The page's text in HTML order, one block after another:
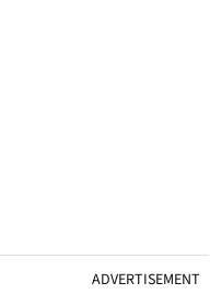
ADVERTISEMENT